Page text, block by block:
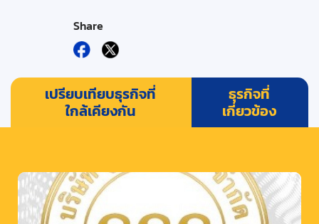
Share
เปรียบเทียบธุรกิจที่
ใกล้เคียงกัน
ธุรกิจที่
เกี่ยวข้อง